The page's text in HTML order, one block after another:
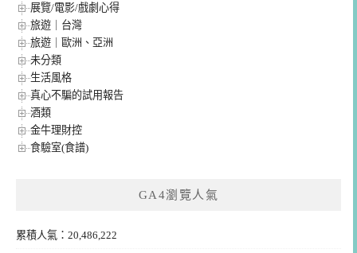
展覽/電影/戲劇心得
旅遊｜台灣
旅遊｜歐洲、亞洲
未分類
生活風格
真心不騙的試用報告
酒類
金牛理財控
食驗室(食譜)
GA4瀏覽人氣
累積人氣：20,486,222